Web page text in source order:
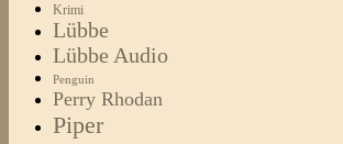
Krimi
Lübbe
Lübbe Audio
Penguin
Perry Rhodan
Piper